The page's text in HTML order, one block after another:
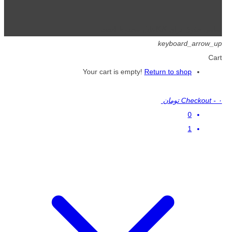
keyboard_arrow_up
Cart
Your cart is empty! Return to shop
Checkout - ۰ تومان
0
1